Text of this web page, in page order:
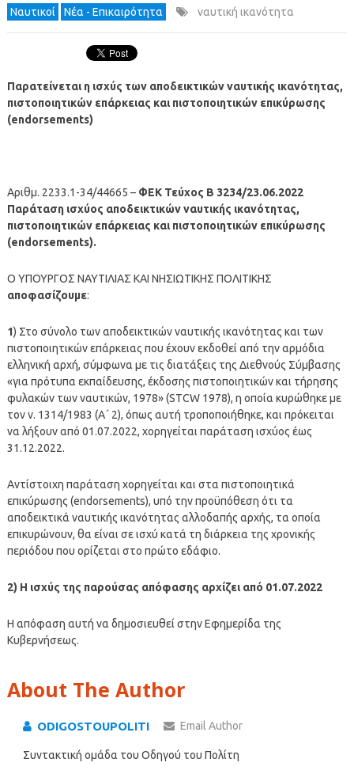
Ναυτικοί
Νέα - Επικαιρότητα ναυτική ικανότητα
Παρατείνεται η ισχύς των αποδεικτικών ναυτικής ικανότητας,
πιστοποιητικών επάρκειας και πιστοποιητικών επικύρωσης
(endorsements)
Αριθμ. 2233.1-34/44665 – ΦΕΚ Τεύχος Β 3234/23.06.2022
Παράταση ισχύος αποδεικτικών ναυτικής ικανότητας,
πιστοποιητικών επάρκειας και πιστοποιητικών επικύρωσης
(endorsements).
Ο ΥΠΟΥΡΓΟΣ ΝΑΥΤΙΛΙΑΣ ΚΑΙ ΝΗΣΙΩΤΙΚΗΣ ΠΟΛΙΤΙΚΗΣ
αποφασίζουμε:
1) Στο σύνολο των αποδεικτικών ναυτικής ικανότητας και των
πιστοποιητικών επάρκειας που έχουν εκδοθεί από την αρμόδια
ελληνική αρχή, σύμφωνα με τις διατάξεις της Διεθνούς Σύμβασης
«για πρότυπα εκπαίδευσης, έκδοσης πιστοποιητικών και τήρησης
φυλακών των ναυτικών, 1978» (STCW 1978), η οποία κυρώθηκε με
τον ν. 1314/1983 (Α΄ 2), όπως αυτή τροποποιήθηκε, και πρόκειται
να λήξουν από 01.07.2022, χορηγείται παράταση ισχύος έως
31.12.2022.
Αντίστοιχη παράταση χορηγείται και στα πιστοποιητικά
επικύρωσης (endorsements), υπό την προϋπόθεση ότι τα
αποδεικτικά ναυτικής ικανότητας αλλοδαπής αρχής, τα οποία
επικυρώνουν, θα είναι σε ισχύ κατά τη διάρκεια της χρονικής
περιόδου που ορίζεται στο πρώτο εδάφιο.
2) Η ισχύς της παρούσας απόφασης αρχίζει από 01.07.2022
Η απόφαση αυτή να δημοσιευθεί στην Εφημερίδα της
Κυβερνήσεως.
About The Author
ODIGOSTOUPOLITI Email Author
Συντακτική ομάδα του Οδηγού του Πολίτη